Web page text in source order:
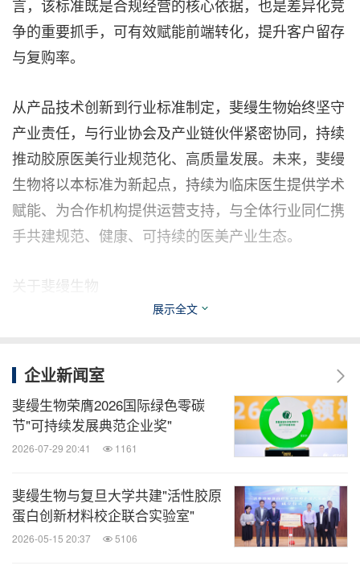
言，该标准既是合规经营的核心依据，也是差异化竞
争的重要抓手，可有效赋能前端转化，提升客户留存
与复购率。
从产品技术创新到行业标准制定，斐缦生物始终坚守
产业责任，与行业协会及产业链伙伴紧密协同，持续
推动胶原医美行业规范化、高质量发展。未来，斐缦
生物将以本标准为新起点，持续为临床医生提供学术
赋能、为合作机构提供运营支持，与全体行业同仁携
手共建规范、健康、可持续的医美产业生态。
关于斐缦生物
新、质量体系方面有着超过20年的丰富经验。公司依
托以欧盟标准自建的医用级牛场、ISO13485质量体
系认证的胶原智能工厂和超50项独家专利技术，构建
起了从原料到终端的业内领先全链路研发和生产平
台。秉承"以胶原之名，重构生命弹性"的使命，斐缦
生物以循证医学为基石，打造以活性胶原技术为核心
的"医美+医疗+健康"战略布局。在医疗美容、衰老干
展示全文
企业新闻室
斐缦生物荣膺2026国际绿色零碳
节"可持续发展典范企业奖"
2026-07-29 20:41 1161
斐缦生物与复旦大学共建"活性胶原
蛋白创新材料校企联合实验室"
2026-05-15 20:37 5106